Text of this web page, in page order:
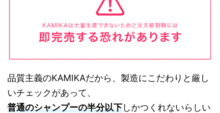
品質主義のKAMIKAだから、製造にこだわりと厳し
いチェックがあって、
普通のシャンプーの半分以下しかつくれないらしい